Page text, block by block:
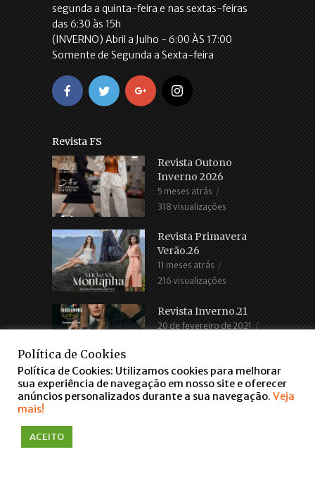
segunda a quinta-feira e nas sextas-feiras
das 6:30 às 15h
(INVERNO) Abril a Julho - 6:00 ÀS 17:00
Somente de Segunda a Sexta-feira
Revista FS
Revista Outono
Inverno 2026
5 meses atrás
318 visualizações
Revista Primavera
Verão.26
11 meses atrás
216 visualizações
Revista Inverno.21
20 de fevereiro de 2021
COPYRIGHT © 2016. TODOS OS DIREITOS RESERVADOS
falar via WhatsApp
Política de Cookies
Política de Cookies: Utilizamos cookies para melhorar
sua experiência de navegação em nosso site e oferecer
anúncios personalizados durante a sua navegação. Veja
mais!
ACEITO